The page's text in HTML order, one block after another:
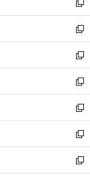
で
開
く
ド
ウ
で
開
く
ィ
ン
ド
ウ
で
開
く
い
ウ
ィ
ン
ド
ウ
で
開
く
新
し
い
ウ
ィ
ン
ド
ウ
で
開
く
新
し
い
ウ
ィ
ン
ド
ウ
で
開
く
新
し
い
ウ
ィ
ン
ド
ウ
で
開
新
し
い
ウ
ィ
ン
ド
ウ
新
し
い
ウ
ィ
ン
新
し
い
ウ
新
し